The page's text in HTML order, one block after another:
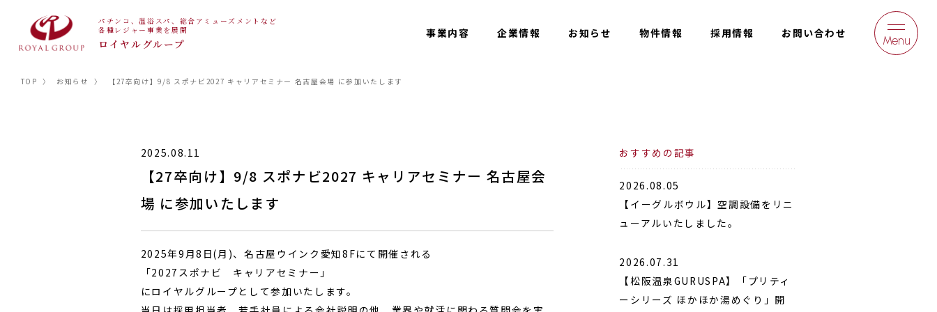
パチンコ、温浴スパ、総合アミューズメントなど
各種レジャー事業を展開
ロイヤルグループ
事業内容 企業情報 お知らせ 物件情報 採用情報 お問い合わせ
Menu
TOP 〉 お知らせ 〉 【27卒向け】9/8 スポナビ2027 キャリアセミナー 名古屋会場 に参加いたします
2025.08.11
【27卒向け】9/8 スポナビ2027 キャリアセミナー 名古屋会
場 に参加いたします
2025年9月8日(月)、名古屋ウインク愛知8Fにて開催される
「2027スポナビ キャリアセミナー」
にロイヤルグループとして参加いたします。
おすすめの記事
2026.08.05
【イーグルボウル】空調設備をリニ
ューアルいたしました。
2026.07.31
【松阪温泉GURUSPA】「プリティ
ーシリーズ ほかほか湯めぐり」開